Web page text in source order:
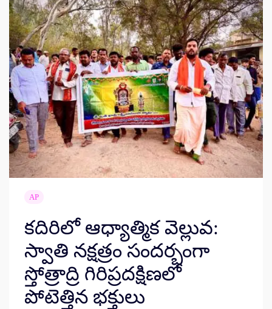
AP
కదిరిలో ఆధ్యాత్మిక వెల్లువ:
స్వాతి నక్షత్రం సందర్భంగా
స్తోత్రాద్రి గిరిప్రదక్షిణలో
పోటెత్తిన భక్తులు